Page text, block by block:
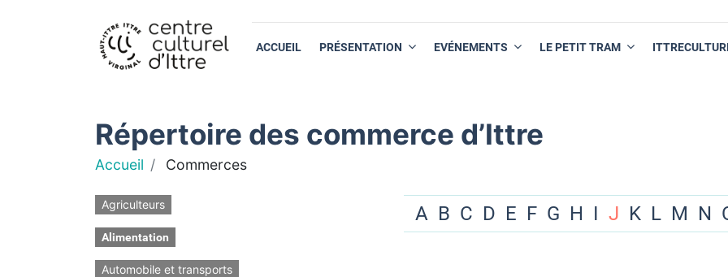
ACCUEIL PRÉSENTATION EVÉNEMENTS LE PETIT TRAM
Répertoire des commerce d’Ittre
Accueil Commerces
Agriculteurs
Alimentation
Automobile et transports
A B C D E F G H I J K L M N